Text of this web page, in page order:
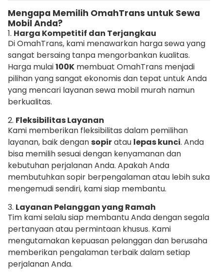
Mengapa Memilih OmahTrans untuk Sewa
Mobil Anda?
1. Harga Kompetitif dan Terjangkau
Di OmahTrans, kami menawarkan harga sewa yang
sangat bersaing tanpa mengorbankan kualitas.
Harga mulai100K membuat OmahTrans menjadi
pilihan yang sangat ekonomis dan tepat untuk Anda
yang mencari layanan sewa mobil murah namun
berkualitas.
2. Fleksibilitas Layanan
Kami memberikan fleksibilitas dalam pemilihan
layanan, baik dengansopiratau lepas kunci. Anda
bisa memilih sesuai dengan kenyamanan dan
kebutuhan perjalanan Anda. Apakah Anda
membutuhkan sopir berpengalaman atau lebih suka
mengemudi sendiri, kami siap membantu.
3. Layanan Pelanggan yang Ramah
Tim kami selalu siap membantu Anda dengan segala
pertanyaan atau permintaan khusus. Kami
mengutamakan kepuasan pelanggan dan berusaha
memberikan pengalaman terbaik dalam setiap
perjalanan Anda.